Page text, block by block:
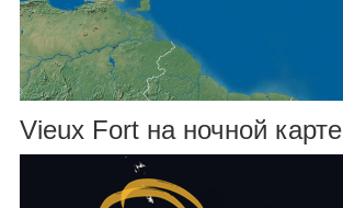
Vieux Fort на ночной карте